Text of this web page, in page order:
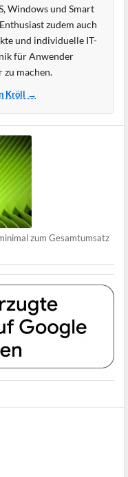
Windows und Smart
zudem auch
und individuelle IT-
für Anwender
machen.
Kröll →
zum Gesamtumsatz